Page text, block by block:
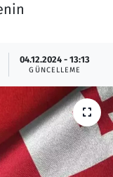
04.12.2024 - 13:13
GÜNCELLEME